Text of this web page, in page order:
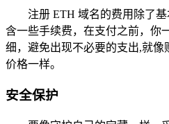
注册 ETH 域名的费用除了
含一些手续费，在支付之前，你
细，避免出现不必要的支出,就像
价格一样。
安全保护